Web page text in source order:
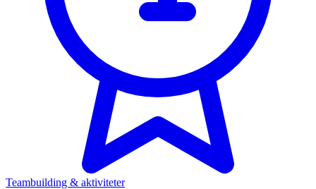
Teambuilding & aktiviteter